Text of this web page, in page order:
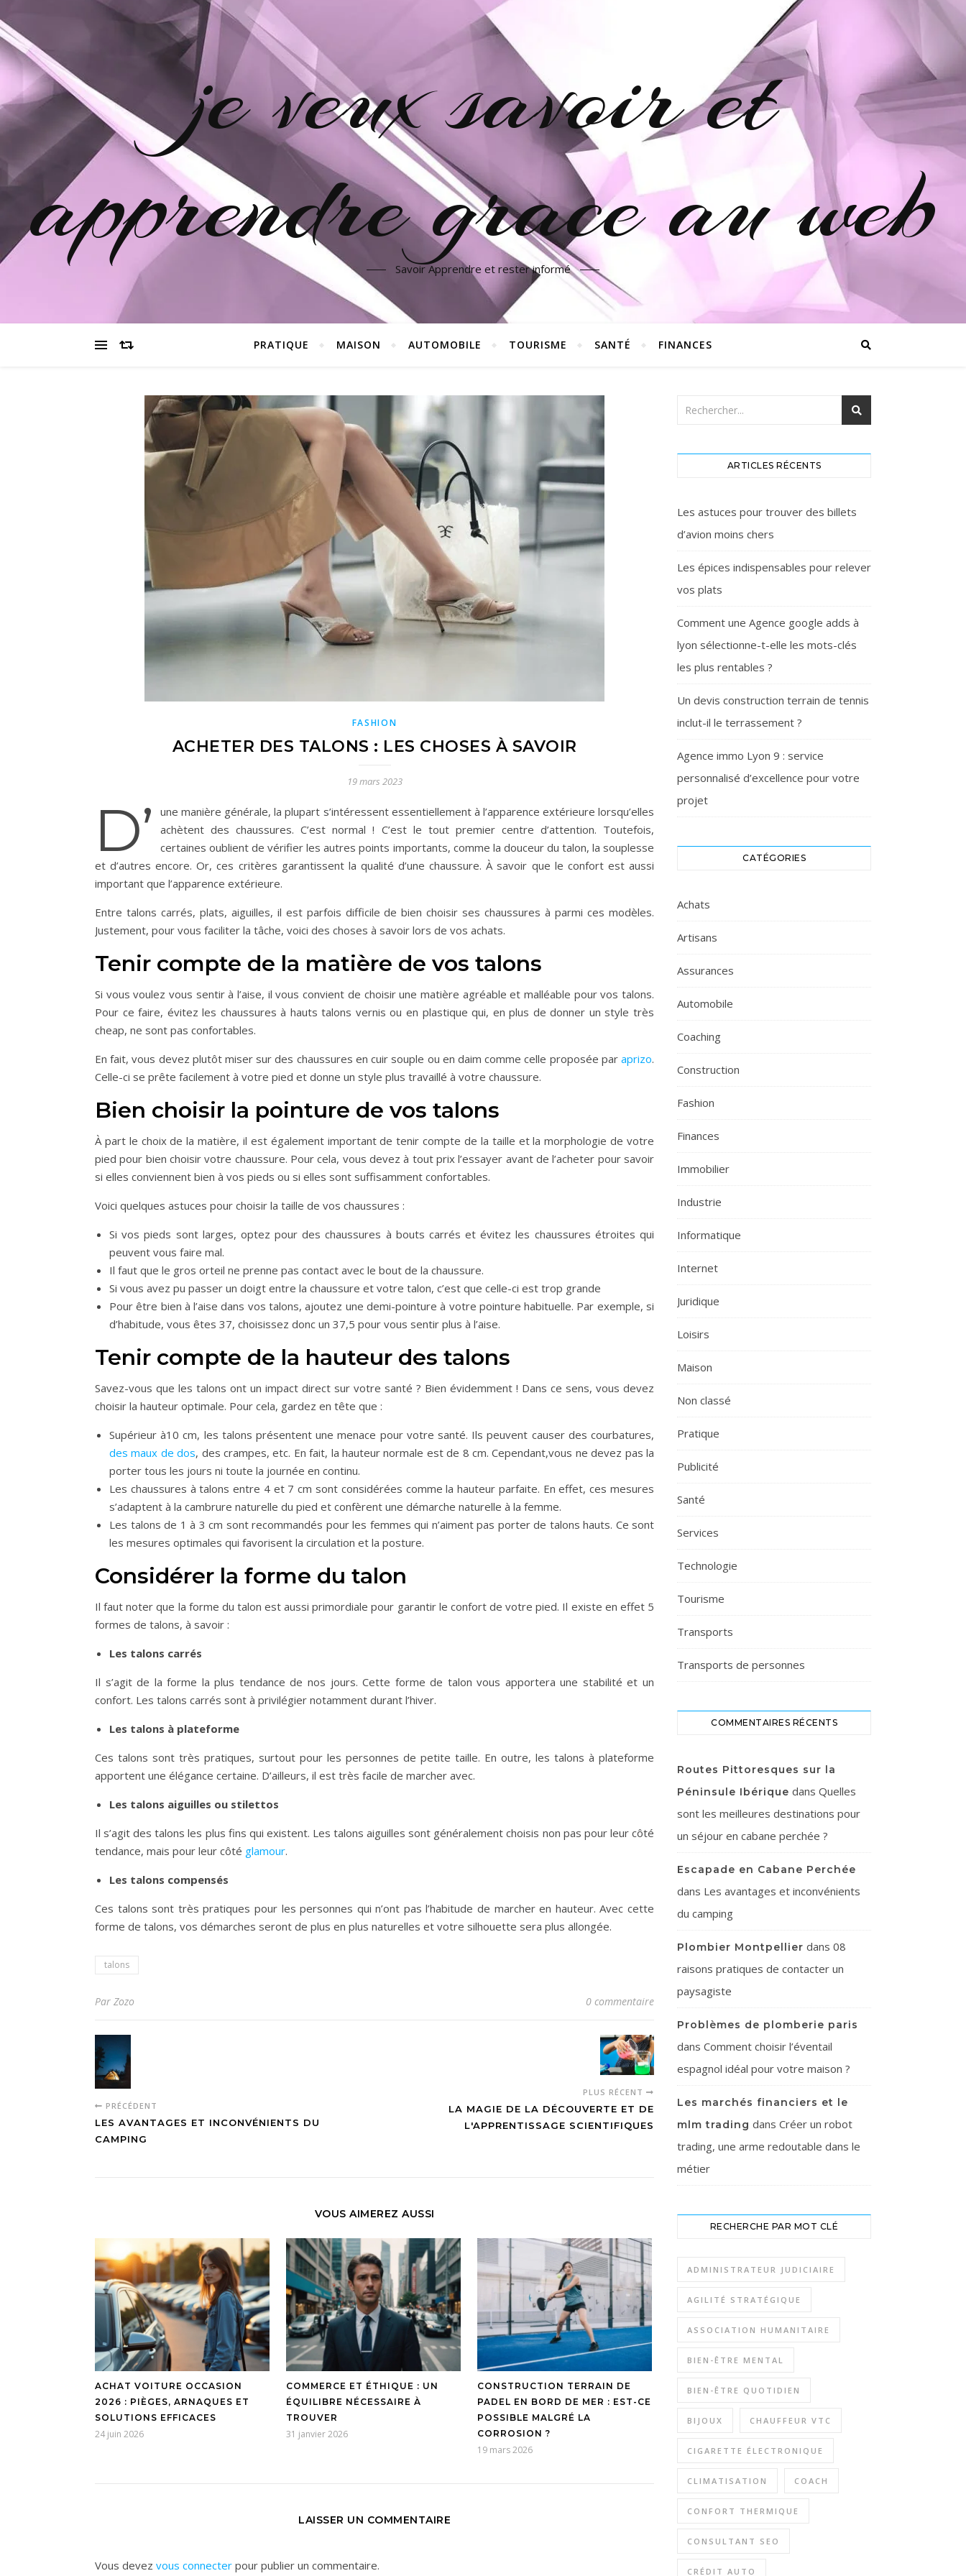
je veux savoir et
apprendre grace au web
Savoir Apprendre et rester informé
PRATIQUE MAISON AUTOMOBILE TOURISME SANTÉ FINANCES
FASHION
ACHETER DES TALONS : LES CHOSES À SAVOIR
19 mars 2023
D’
une manière générale, la plupart s’intéressent essentiellement à l’apparence extérieure lorsqu’elles
achètent des chaussures. C’est normal ! C’est le tout premier centre d’attention. Toutefois,
certaines oublient de vérifier les autres points importants, comme la douceur du talon, la souplesse
et d’autres encore. Or, ces critères garantissent la qualité d’une chaussure. À savoir que le confort est aussi
important que l’apparence extérieure.
Entre talons carrés, plats, aiguilles, il est parfois difficile de bien choisir ses chaussures à parmi ces modèles.
Justement, pour vous faciliter la tâche, voici des choses à savoir lors de vos achats.
Tenir compte de la matière de vos talons
Si vous voulez vous sentir à l’aise, il vous convient de choisir une matière agréable et malléable pour vos talons.
Pour ce faire, évitez les chaussures à hauts talons vernis ou en plastique qui, en plus de donner un style très
cheap, ne sont pas confortables.
En fait, vous devez plutôt miser sur des chaussures en cuir souple ou en daim comme celle proposée par aprizo.
Celle-ci se prête facilement à votre pied et donne un style plus travaillé à votre chaussure.
Bien choisir la pointure de vos talons
À part le choix de la matière, il est également important de tenir compte de la taille et la morphologie de votre
pied pour bien choisir votre chaussure. Pour cela, vous devez à tout prix l’essayer avant de l’acheter pour savoir
si elles conviennent bien à vos pieds ou si elles sont suffisamment confortables.
Voici quelques astuces pour choisir la taille de vos chaussures :
Si vos pieds sont larges, optez pour des chaussures à bouts carrés et évitez les chaussures étroites qui
peuvent vous faire mal.
Il faut que le gros orteil ne prenne pas contact avec le bout de la chaussure.
Si vous avez pu passer un doigt entre la chaussure et votre talon, c’est que celle-ci est trop grande
Pour être bien à l’aise dans vos talons, ajoutez une demi-pointure à votre pointure habituelle. Par exemple, si
d’habitude, vous êtes 37, choisissez donc un 37,5 pour vous sentir plus à l’aise.
Tenir compte de la hauteur des talons
Savez-vous que les talons ont un impact direct sur votre santé ? Bien évidemment ! Dans ce sens, vous devez
choisir la hauteur optimale. Pour cela, gardez en tête que :
Supérieur à10 cm, les talons présentent une menace pour votre santé. Ils peuvent causer des courbatures,
des maux de dos, des crampes, etc. En fait, la hauteur normale est de 8 cm. Cependant,vous ne devez pas la
porter tous les jours ni toute la journée en continu.
Les chaussures à talons entre 4 et 7 cm sont considérées comme la hauteur parfaite. En effet, ces mesures
s’adaptent à la cambrure naturelle du pied et confèrent une démarche naturelle à la femme.
Les talons de 1 à 3 cm sont recommandés pour les femmes qui n’aiment pas porter de talons hauts. Ce sont
les mesures optimales qui favorisent la circulation et la posture.
Considérer la forme du talon
Il faut noter que la forme du talon est aussi primordiale pour garantir le confort de votre pied. Il existe en effet 5
formes de talons, à savoir :
Les talons carrés
Il s’agit de la forme la plus tendance de nos jours. Cette forme de talon vous apportera une stabilité et un
confort. Les talons carrés sont à privilégier notamment durant l’hiver.
Les talons à plateforme
Ces talons sont très pratiques, surtout pour les personnes de petite taille. En outre, les talons à plateforme
apportent une élégance certaine. D’ailleurs, il est très facile de marcher avec.
Les talons aiguilles ou stilettos
Il s’agit des talons les plus fins qui existent. Les talons aiguilles sont généralement choisis non pas pour leur côté
tendance, mais pour leur côté glamour.
Les talons compensés
Ces talons sont très pratiques pour les personnes qui n’ont pas l’habitude de marcher en hauteur. Avec cette
forme de talons, vos démarches seront de plus en plus naturelles et votre silhouette sera plus allongée.
talons
Par Zozo 0 commentaire
PRÉCÉDENT
LES AVANTAGES ET INCONVÉNIENTS DU
CAMPING
PLUS RÉCENT
LA MAGIE DE LA DÉCOUVERTE ET DE
L'APPRENTISSAGE SCIENTIFIQUES
VOUS AIMEREZ AUSSI
ACHAT VOITURE OCCASION
2026 : PIÈGES, ARNAQUES ET
SOLUTIONS EFFICACES
24 juin 2026
COMMERCE ET ÉTHIQUE : UN
ÉQUILIBRE NÉCESSAIRE À
TROUVER
31 janvier 2026
CONSTRUCTION TERRAIN DE
PADEL EN BORD DE MER : EST-CE
POSSIBLE MALGRÉ LA
CORROSION ?
19 mars 2026
LAISSER UN COMMENTAIRE
Vous devez vous connecter pour publier un commentaire.
ARTICLES RÉCENTS
Les astuces pour trouver des billets
d’avion moins chers
Les épices indispensables pour relever
vos plats
Comment une Agence google adds à
lyon sélectionne-t-elle les mots-clés
les plus rentables ?
Un devis construction terrain de tennis
inclut-il le terrassement ?
Agence immo Lyon 9 : service
personnalisé d’excellence pour votre
projet
CATÉGORIES
Achats
Artisans
Assurances
Automobile
Coaching
Construction
Fashion
Finances
Immobilier
Industrie
Informatique
Internet
Juridique
Loisirs
Maison
Non classé
Pratique
Publicité
Santé
Services
Technologie
Tourisme
Transports
Transports de personnes
COMMENTAIRES RÉCENTS
Routes Pittoresques sur la
Péninsule Ibérique dans Quelles
sont les meilleures destinations pour
un séjour en cabane perchée ?
Escapade en Cabane Perchée
dans Les avantages et inconvénients
du camping
Plombier Montpellier dans 08
raisons pratiques de contacter un
paysagiste
Problèmes de plomberie paris
dans Comment choisir l’éventail
espagnol idéal pour votre maison ?
Les marchés financiers et le
mlm trading dans Créer un robot
trading, une arme redoutable dans le
métier
RECHERCHE PAR MOT CLÉ
ADMINISTRATEUR JUDICIAIRE
AGILITÉ STRATÉGIQUE
ASSOCIATION HUMANITAIRE
BIEN-ÊTRE MENTAL
BIEN-ÊTRE QUOTIDIEN
BIJOUX CHAUFFEUR VTC
CIGARETTE ÉLECTRONIQUE
CLIMATISATION COACH
CONFORT THERMIQUE
CONSULTANT SEO
CRÉDIT AUTO